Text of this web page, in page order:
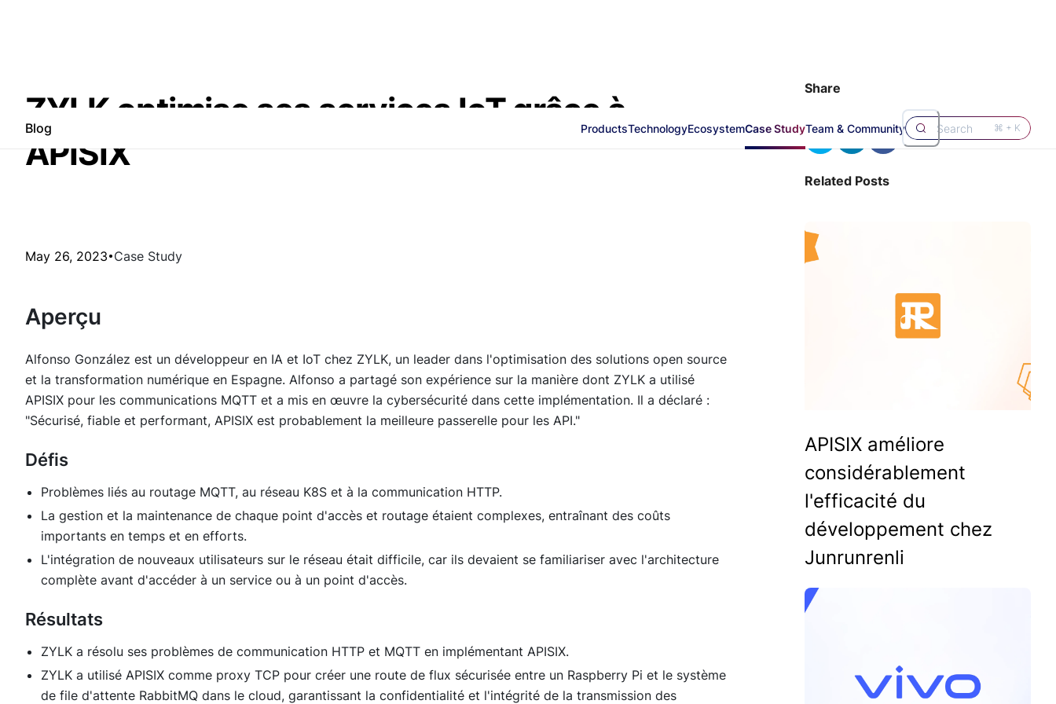
Blog ProductsTechnologyEcosystemCase StudyTeam & Community Search ⌘ + K
ZYLK optimise ses services IoT grâce à
APISIX
May 26, 2023 Case Study
Aperçu
Alfonso González est un développeur en IA et IoT chez ZYLK, un leader dans l'optimisation des solutions open source
et la transformation numérique en Espagne. Alfonso a partagé son expérience sur la manière dont ZYLK a utilisé
APISIX pour les communications MQTT et a mis en œuvre la cybersécurité dans cette implémentation. Il a déclaré :
"Sécurisé, fiable et performant, APISIX est probablement la meilleure passerelle pour les API."
Défis
Problèmes liés au routage MQTT, au réseau K8S et à la communication HTTP.
La gestion et la maintenance de chaque point d'accès et routage étaient complexes, entraînant des coûts
importants en temps et en efforts.
L'intégration de nouveaux utilisateurs sur le réseau était difficile, car ils devaient se familiariser avec l'architecture
complète avant d'accéder à un service ou à un point d'accès.
Résultats
ZYLK a résolu ses problèmes de communication HTTP et MQTT en implémentant APISIX.
ZYLK a utilisé APISIX comme proxy TCP pour créer une route de flux sécurisée entre un Raspberry Pi et le système
de file d'attente RabbitMQ dans le cloud, garantissant la confidentialité et l'intégrité de la transmission des
Share
Related Posts
APISIX améliore
considérablement
l'efficacité du
développement chez
Junrunrenli